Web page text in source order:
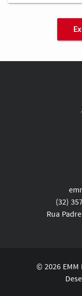
(32)
Rua
© 2026 EMM